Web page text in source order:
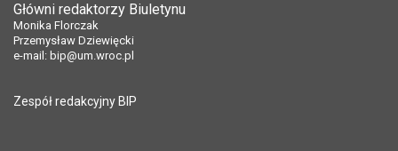
Główni redaktorzy Biuletynu
Monika Florczak
Przemysław Dziewięcki
e-mail: bip@um.wroc.pl
Zespół redakcyjny BIP